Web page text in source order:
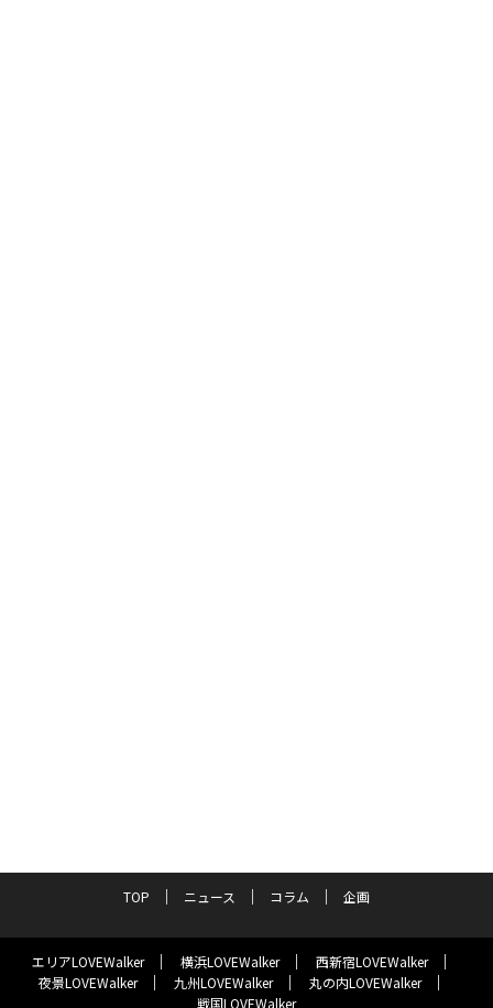
TOP ニュース コラム 企画
エリアLOVEWalker 横浜LOVEWalker
西新宿LOVEWalker
夜景LOVEWalker
九州LOVEWalker
丸の内LOVEWalker
戦国LOVEWalker